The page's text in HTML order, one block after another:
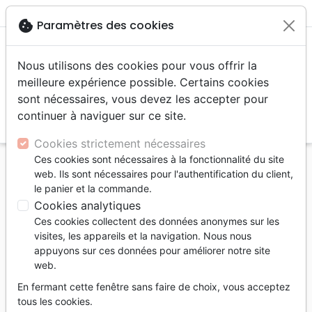
menu
Accueil
Jeunesse
Patacell' 3 - A la découverte de Dieu et de la Bible
- Un programme d'éveil à la foi pour les 4-10 ans
Patacell' 3 - A la découverte de Dieu
et de la Bible
Un programme d'éveil à la foi pour les 4-
10 ans
cookie Paramètres des cookies
Nous utilisons des cookies pour vous offrir la
meilleure expérience possible. Certains cookies
sont nécessaires, vous devez les accepter pour
continuer à naviguer sur ce site.
Cookies strictement nécessaires
Ces cookies sont nécessaires à la fonctionnalité du site
web. Ils sont nécessaires pour l'authentification du client,
le panier et la commande.
Cookies analytiques
Ces cookies collectent des données anonymes sur les
visites, les appareils et la navigation. Nous nous
appuyons sur ces données pour améliorer notre site
web.
En fermant cette fenêtre sans faire de choix, vous acceptez
tous les cookies.